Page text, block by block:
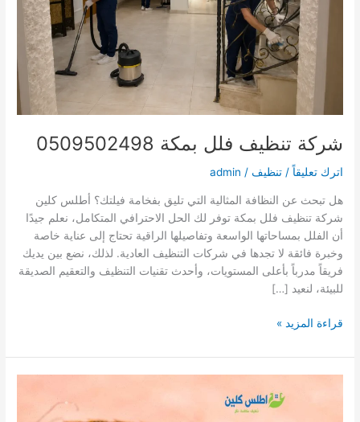
شركة تنظيف فلل بمكة 0509502498
اترك تعليقاً /تنظيف /
admin
هل تبحث عن النظافة المثالية التي تليق بفخامة فيلتك؟ أطلس كلين
شركة تنظيف فلل بمكة توفر لك الحل الاحترافي المتكامل، نعلم جيدًا
أن الفلل بمساحاتها الواسعة وتفاصيلها الراقية تحتاج إلى عناية خاصة
وخبرة فائقة لا تجدها في شركات التنظيف العادية. لذلك، نضع بين يديك
فريقاً مدرباً بأعلى المستويات، وأحدث تقنيات التنظيف والتعقيم الصديقة
للبيئة، لنعيد […]
شركة
فلل
بمكة
0509502498
قراءة المزيد »